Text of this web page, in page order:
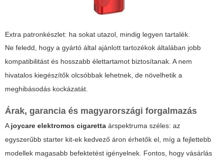
Extra patronkészlet: ha sokat utazol, mindig legyen tartalék.
Ne feledd, hogy a gyártó által ajánlott tartozékok általában jobb
kompatibilitást és hosszabb élettartamot biztosítanak. A nem
hivatalos kiegészítők olcsóbbak lehetnek, de növelhetik a
meghibásodás kockázatát.
Árak, garancia és magyarországi forgalmazás
A joycare elektromos cigaretta árspektruma széles: az
egyszerűbb starter kit-ek kedvező áron érhetők el, míg a fejlettebb
modellek magasabb befektetést igényelnek. Fontos, hogy vásárlás